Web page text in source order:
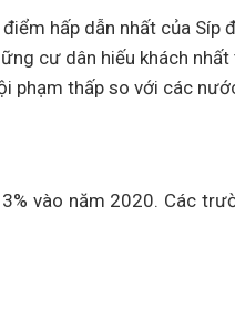
hấp dẫn nhất của Síp
cư dân hiếu khách
phạm thấp so với các
vào năm 2020. Các